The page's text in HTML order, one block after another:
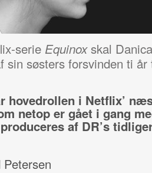
serie Equinoxskal
sin søsters forsvinden ti år
hovedrollen i Netflix’
netop er gået i gang
af DR’s